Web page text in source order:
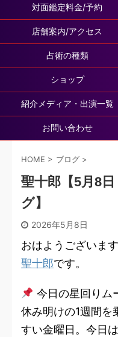
対面鑑定料金/予約
店舗案内/アクセス
占術の種類
ショップ
紹介メディア・出演一覧
お問い合わせ
HOME > ブログ >
聖十郎【5月8
グ】
2026年5月8日
おはようございます
聖十郎です。
今日の星回りム
休み明けの1週間を
すい金曜日。今日